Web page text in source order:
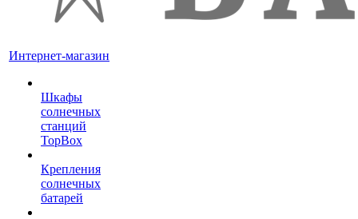
Интернет-магазин
Шкафы
солнечных
станций
TopBox
Крепления
солнечных
батарей